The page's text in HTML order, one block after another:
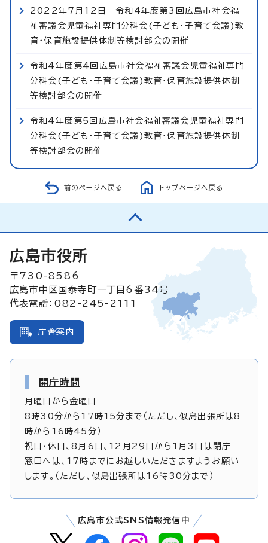
2022年7月12日 令和4年度第3回広島市社会福
祉審議会児童福祉専門分科会(子ども・子育て会議)教
育・保育施設提供体制等検討部会の開催
令和4年度第4回広島市社会福祉審議会児童福祉専門
分科会(子ども・子育て会議)教育・保育施設提供体制
等検討部会の開催
令和4年度第5回広島市社会福祉審議会児童福祉専門
分科会(子ども・子育て会議)教育・保育施設提供体制
等検討部会の開催
前のページへ戻る トップページへ戻る
広島市役所
〒730-8586
広島市中区国泰寺町一丁目6番34号
代表電話：082-245-2111
庁舎案内
開庁時間
月曜日から金曜日
8時30分から17時15分まで（ただし、似島出張所は8
時から16時45分）
祝日・休日、8月6日、12月29日から1月3日は閉庁
窓口へは、17時までにお越しいただきますようお願い
します。（ただし、似島出張所は16時30分まで）
広島市公式SNS情報発信中